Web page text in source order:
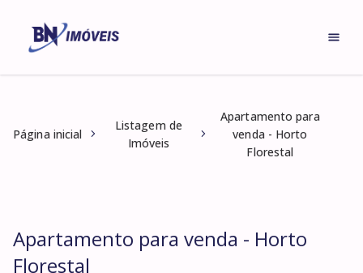
Página inicial
Listagem de
Imóveis
Apartamento para
venda - Horto
Florestal
Apartamento para venda - Horto
Florestal